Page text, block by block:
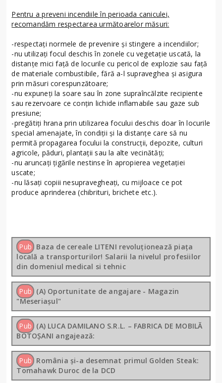
Pentru a preveni incendiile în perioada caniculei,
recomandăm respectarea următoarelor măsuri:
-respectați normele de prevenire și stingere a incendiilor;
-nu utilizați focul deschis în zonele cu vegetație uscată, la
distanțe mici față de locurile cu pericol de explozie sau față
de materiale combustibile, fără a-l supraveghea și asigura
prin măsuri corespunzătoare;
-nu expuneți la soare sau în zone supraîncălzite recipiente
sau rezervoare ce conțin lichide inflamabile sau gaze sub
presiune;
-pregătiți hrana prin utilizarea focului deschis doar în locurile
special amenajate, în condiții și la distanțe care să nu
permită propagarea focului la construcții, depozite, culturi
agricole, păduri, plantații sau la alte vecinătăți;
-nu aruncați țigările nestinse în apropierea vegetației
uscate;
-nu lăsați copiii nesupravegheați, cu mijloace ce pot
produce aprinderea (chibrituri, brichete etc.).
Pub Baza de cereale LITENI revoluționează piața
locală a transporturilor! Salarii la nivelul profesiilor
din domeniul medical si tehnic
Pub (A) Oportunitate de angajare - Magazin
"Meseriașul"
Pub (A) LUCA DAMILANO S.R.L. – FABRICA DE MOBILĂ
BOTOȘANI angajează:
Pub România și-a desemnat primul Golden Steak:
Tomahawk Duroc de la DCD